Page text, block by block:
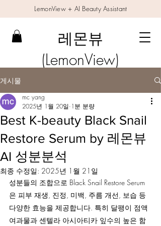
LemonView + AI Beauty Assistant
레몬뷰
(LemonView)
게시물
Best K-beauty Black Snail
Restore Serum by 레몬뷰
AI 성분분석
mc yang
2025년 1월 20일 1분 분량
최종 수정일: 2025년 1월 21일
성분들의 조합으로 Black Snail Restore Serum
은 피부 재생, 진정, 미백, 주름 개선, 보습 등
다양한 효능을 제공합니다. 특히 달팽이 점액
여과물과 센텔라 아시아티카 잎수의 높은 함